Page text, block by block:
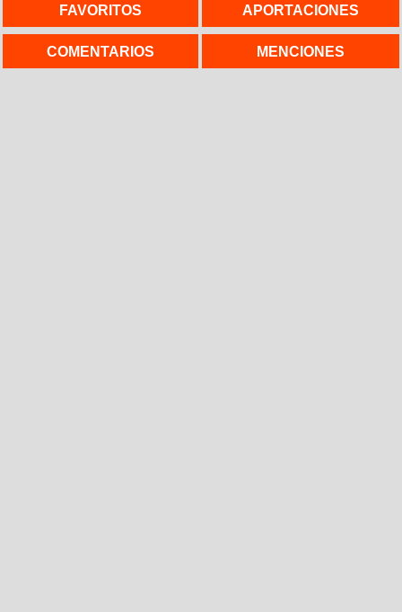
FAVORITOS APORTACIONES
COMENTARIOS MENCIONES